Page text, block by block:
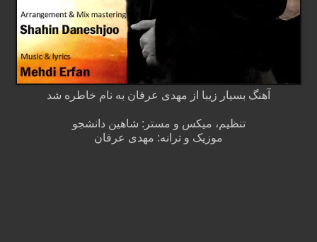
آهنگ بسیار زیبا از مهدی عرفان به نام خاطره شد
تنظیم، میکس و مستر: شاهین دانشجو
موزیک و ترانه: مهدی عرفان